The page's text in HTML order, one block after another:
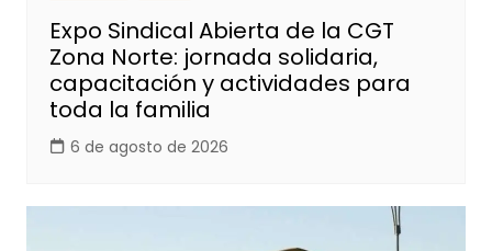
Expo Sindical Abierta de la CGT
Zona Norte: jornada solidaria,
capacitación y actividades para
toda la familia
6 de agosto de 2026